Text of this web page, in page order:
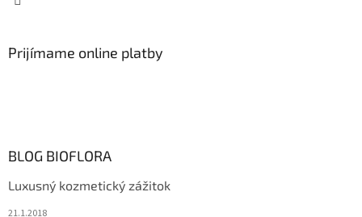
Prijímame online platby
BLOG BIOFLORA
Luxusný kozmetický zážitok
21.1.2018